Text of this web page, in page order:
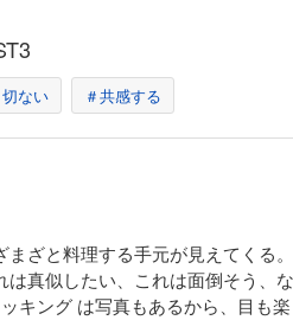
切ない ＃共感する
まざと料理する手元が見えてくる
真似したい、これは面倒そう、な
キング は写真もあるから、目も楽